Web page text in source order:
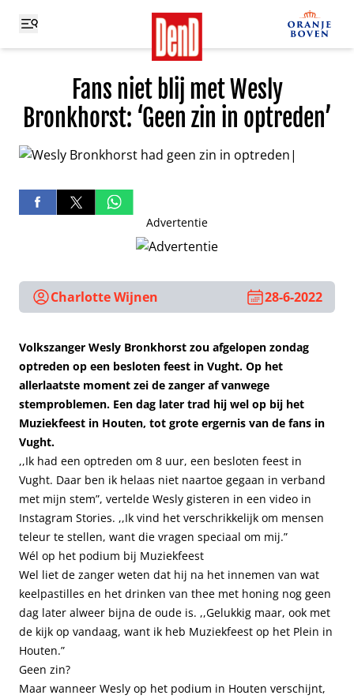
Fans niet blij met Wesly
Bronkhorst: ‘Geen zin in optreden’
Advertentie
Charlotte Wijnen 28-6-2022
Volkszanger Wesly Bronkhorst zou afgelopen zondag
optreden op een besloten feest in Vught. Op het
allerlaatste moment zei de zanger af vanwege
stemproblemen. Een dag later trad hij wel op bij het
Muziekfeest in Houten, tot grote ergernis van de fans in
Vught.
,,Ik had een optreden om 8 uur, een besloten feest in
Vught. Daar ben ik helaas niet naartoe gegaan in verband
met mijn stem”, vertelde Wesly gisteren in een video in
Instagram Stories. ,,Ik vind het verschrikkelijk om mensen
teleur te stellen, want die vragen speciaal om mij.”
Wél op het podium bij Muziekfeest
Wel liet de zanger weten dat hij na het innemen van wat
keelpastilles en het drinken van thee met honing nog geen
dag later alweer bijna de oude is. ,,Gelukkig maar, ook met
de kijk op vandaag, want ik heb Muziekfeest op het Plein in
Houten.”
Geen zin?
Maar wanneer Wesly op het podium in Houten verschijnt,